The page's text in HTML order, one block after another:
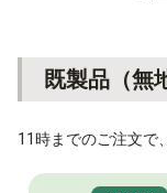
既製品（無
11時までのご注文で